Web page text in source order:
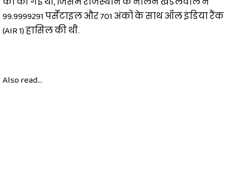
99.9999291 पर्सेंटाइल और 701 अंकों के साथ ऑल इंडिया रैंक
(AIR 1) हासिल की थी.
Also read...